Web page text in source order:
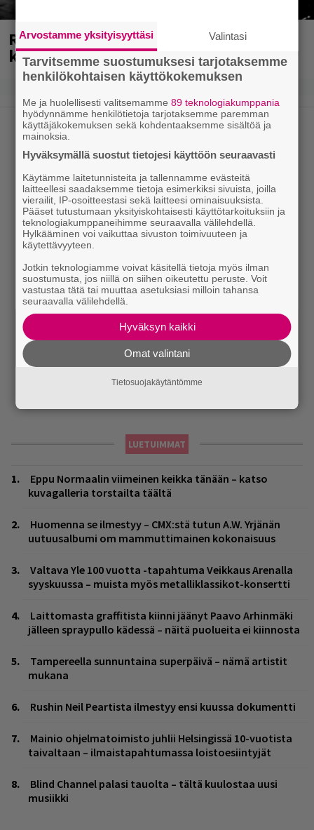
Rushin Neil Peartista ilmestyy ensi
kuussa dokumentti
LUETUIMMAT
Eppu Normaalin viimeinen keikka tänään – katso
kuvagalleria torstailta täältä
Huomenna se ilmestyy – CMX:stä tutun A.W. Yrjänän
uutuusalbumi om mammuttimainen kokonaisuus
Valtava Yle 100 vuotta -tapahtuma Veikkaus Arenalla
syyskuussa – muista myös metalliklassikot-konsertti
Laittomasta graffitista kiinni jäänyt Paavo Arhinmäki
jälleen spraypullo kädessä – näitä puolueita ei kiinnosta
Tampereella sunnuntaina superpäivä – nämä artistit
mukana
Rushin Neil Peartista ilmestyy ensi kuussa dokumentti
Mainio ohjelmatoimisto juhlii Helsingissä 10-vuotista
taivaltaan – ilmaistapahtumassa loistoesiintyjät
Blind Channel palasi tauolta – tältä kuulostaa uusi
musiikki
Arvostamme yksityisyyttäsi Valintasi
Tarvitsemme suostumuksesi tarjotaksemme
henkilökohtaisen käyttökokemuksen
Me ja huolellisesti valitsemamme89 teknologiakumppania
hyödynnämme henkilötietoja tarjotaksemme paremman
käyttäjäkokemuksen sekä kohdentaaksemme sisältöä ja
mainoksia.
Hyväksymällä suostut tietojesi käyttöön seuraavasti
Käytämme laitetunnisteita ja tallennamme evästeitä
laitteellesi saadaksemme tietoja esimerkiksi sivuista, joilla
vierailit, IP-osoitteestasi sekä laitteesi ominaisuuksista.
Pääset tutustumaan yksityiskohtaisesti käyttötarkoituksiin ja
teknologiakumppaneihimme seuraavalla välilehdellä.
Hylkääminen voi vaikuttaa sivuston toimivuuteen ja
käytettävyyteen.
Jotkin teknologiamme voivat käsitellä tietoja myös ilman
suostumusta, jos niillä on siihen oikeutettu peruste. Voit
vastustaa tätä tai muuttaa asetuksiasi milloin tahansa
seuraavalla välilehdellä.
Hyväksyn kaikki
Omat valintani
Tietosuojakäytäntömme